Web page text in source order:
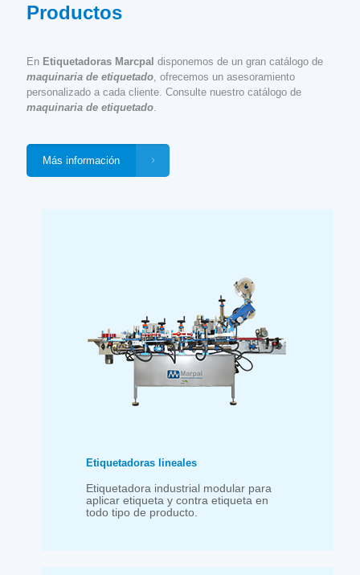
Productos
En Etiquetadoras Marcpal disponemos de un gran catálogo de
maquinaria de etiquetado , ofrecemos un asesoramiento
personalizado a cada cliente. Consulte nuestro catálogo de
maquinaria de etiquetado
Más información
Etiquetadoras lineales
Etiquetadora industrial modular para
aplicar etiqueta y contra etiqueta en
todo tipo de producto.